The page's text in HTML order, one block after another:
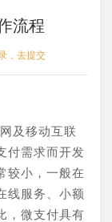
流程
，去提交
及移动互联
付需求而开发
较小，一般在
线服务、小额
，微支付具有